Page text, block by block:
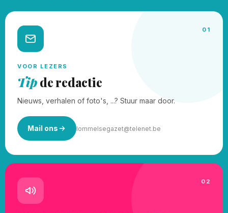
01
VOOR LEZERS
Tipde redactie
Nieuws, verhalen of foto's, ...? Stuur maar door.
Mail ons lommelsegazet@telenet.be
02